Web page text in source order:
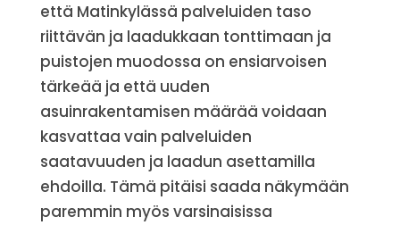
että Matinkylässä palveluiden taso
riittävän ja laadukkaan tonttimaan ja
puistojen muodossa on ensiarvoisen
tärkeää ja että uuden
asuinrakentamisen määrää voidaan
kasvattaa vain palveluiden
saatavuuden ja laadun asettamilla
ehdoilla. Tämä pitäisi saada näkymään
paremmin myös varsinaisissa